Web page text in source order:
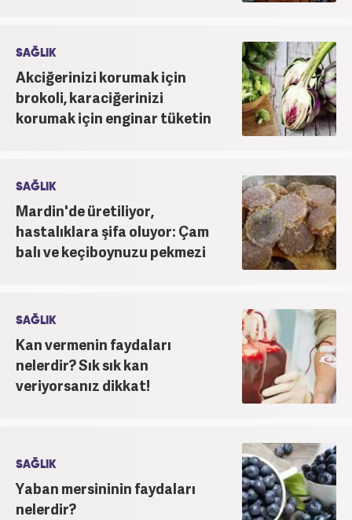
SAĞLIK
Akciğerinizi korumak için
brokoli, karaciğerinizi
korumak için enginar tüketin
SAĞLIK
Mardin'de üretiliyor,
hastalıklara şifa oluyor: Çam
balı ve keçiboynuzu pekmezi
SAĞLIK
Kan vermenin faydaları
nelerdir? Sık sık kan
veriyorsanız dikkat!
SAĞLIK
Yaban mersininin faydaları
nelerdir?